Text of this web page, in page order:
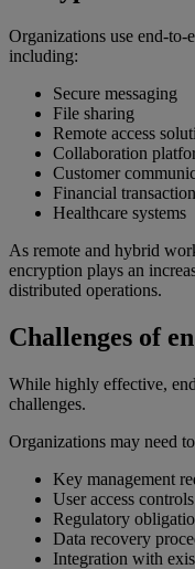
Organizations use end-to-
including:
Secure messaging
File sharing
Remote access
Collaboration
Customer
Financial
Healthcare systems
As remote and hybrid
encryption plays an
distributed operations.
Challenges of
While highly effective,
challenges.
Organizations may need
Key management
User access controls
Regulatory
Data recovery
Integration with